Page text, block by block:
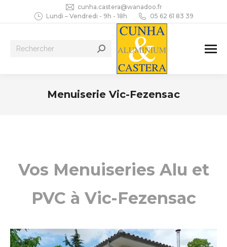
cunha.castera@wanadoo.fr
Lundi – Vendredi - 9h - 18h
05 62 61 83 39
Recherche
Menuiserie Vic-Fezensac
Vos Menuiseries Alu et
PVC à Vic-Fezensac